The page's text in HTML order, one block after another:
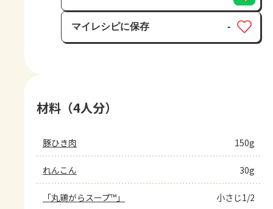
マイレシピに保存
保存済み
-
材料（4人分）
豚ひき肉 150g
れんこん 30g
「丸鶏がらスープ™」 小さじ1/2